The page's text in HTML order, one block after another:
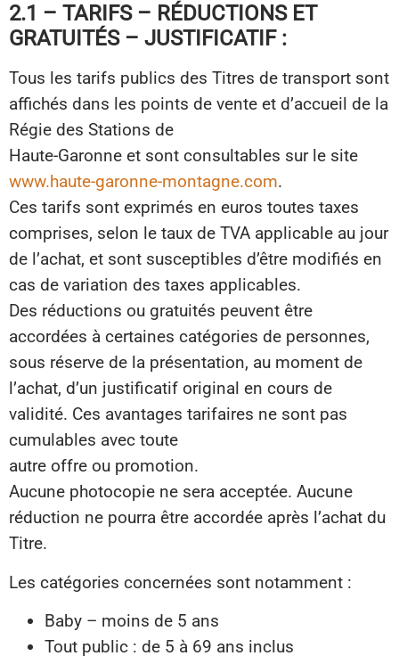
2.1 – TARIFS – RÉDUCTIONS ET
GRATUITÉS – JUSTIFICATIF :
Tous les tarifs publics des Titres de transport sont
affichés dans les points de vente et d’accueil de la
Régie des Stations de
Haute-Garonne et sont consultables sur le site
www.haute-garonne-montagne.com.
Ces tarifs sont exprimés en euros toutes taxes
comprises, selon le taux de TVA applicable au jour
de l’achat, et sont susceptibles d’être modifiés en
cas de variation des taxes applicables.
Des réductions ou gratuités peuvent être
accordées à certaines catégories de personnes,
sous réserve de la présentation, au moment de
l’achat, d’un justificatif original en cours de
validité. Ces avantages tarifaires ne sont pas
cumulables avec toute
autre offre ou promotion.
Aucune photocopie ne sera acceptée. Aucune
réduction ne pourra être accordée après l’achat du
Titre.
Les catégories concernées sont notamment :
Baby – moins de 5 ans
Tout public : de 5 à 69 ans inclus